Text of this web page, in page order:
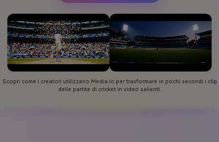
Scopri come i creatori utilizzano Media.io per trasformare in pochi secondi i clip
delle partite di cricket in video salienti.